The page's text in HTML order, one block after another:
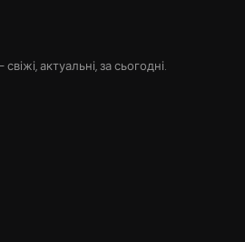
актуальні, за сьогодні.